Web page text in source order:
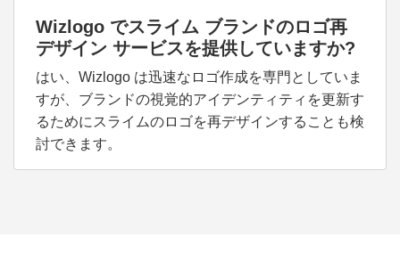
Wizlogo でスライム ブランドのロゴ再
デザイン サービスを提供していますか?
はい、Wizlogo は迅速なロゴ作成を専門としていま
すが、ブランドの視覚的アイデンティティを更新す
るためにスライムのロゴを再デザインすることも検
討できます。